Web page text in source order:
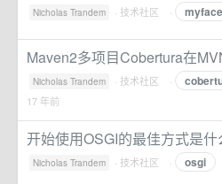
Nicholas Trandem · 技术社区 ·
Maven2多项目Cobertura在
Nicholas Trandem · 技术社区 ·
17 年前
开始使用OSGI的最佳方式是
Nicholas Trandem · 技术社区 · osgi